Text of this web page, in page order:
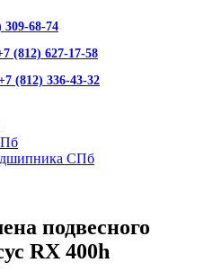
309-68-74
(812) 627-17-58
(812) 336-43-32
СПб
подвесного
RX 400h